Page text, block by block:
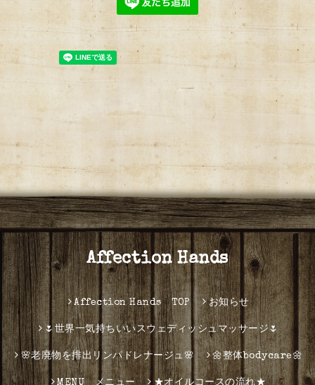
Affection Hands
Affection Hands TOP お知らせ
🌷世界一気持ちいいスウェディッシュマッサージ🌷
🌸老廃物を排出リンパドレナージュ🌸 🌼整体bodycare🌼
MENU メニュー ★オイルコースの流れ★